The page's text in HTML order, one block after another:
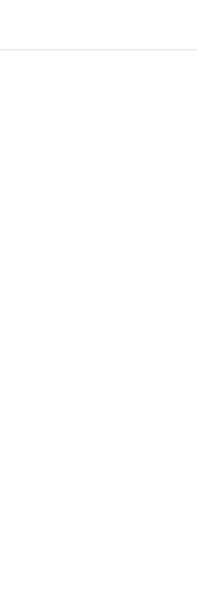
接港鐵網絡
輕鬆連接香港港鐵系統，旺角站和旺角東站都在步
Tower 6.7 公里